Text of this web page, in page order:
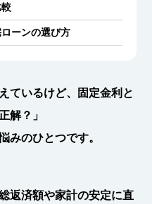
ーンの選び方
ているけど、固定金利と
解？」
みのひとつです。
返済額や家計の安定に直